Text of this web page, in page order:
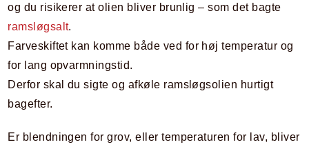
og du risikerer at olien bliver brunlig – som det bagte
ramsløgsalt.
Farveskiftet kan komme både ved for høj temperatur og
for lang opvarmningstid.
Derfor skal du sigte og afkøle ramsløgsolien hurtigt
bagefter.
Er blendningen for grov, eller temperaturen for lav, bliver